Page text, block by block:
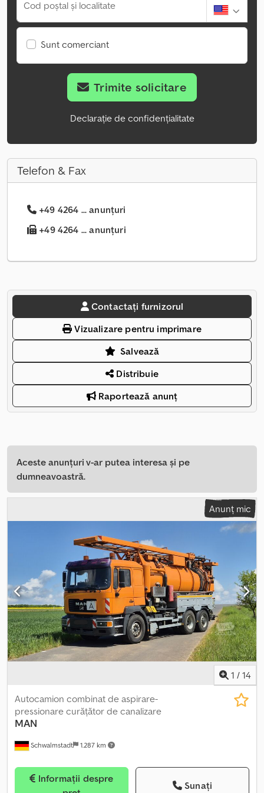
Cod poștal și localitate
Sunt comerciant
Trimite solicitare
Declarație de confidențialitate
Telefon & Fax
+49 4264 ... anunțuri
+49 4264 ... anunțuri
Contactați furnizorul
Vizualizare pentru imprimare
Salvează
Distribuie
Raportează anunț
Aceste anunțuri v-ar putea interesa și pe
dumneavoastră.
Anunț mic
1 / 14
Schwalmstadt 1.287 km
Autocamion combinat de aspirare-
pressionare curățător de canalizare
MAN
Sunați